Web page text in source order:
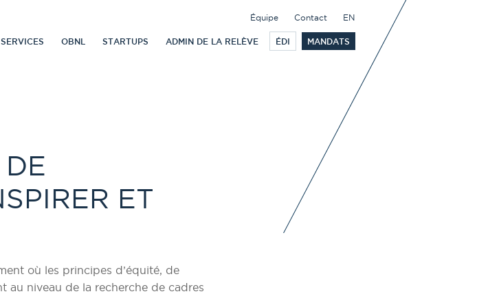
SERVICES OBNL STARTUPS ADMIN DE LA RELÈVE ÉDI MANDATS
Équipe Contact EN
ET
où les principes d’équité, de
au niveau de la recherche de cadres